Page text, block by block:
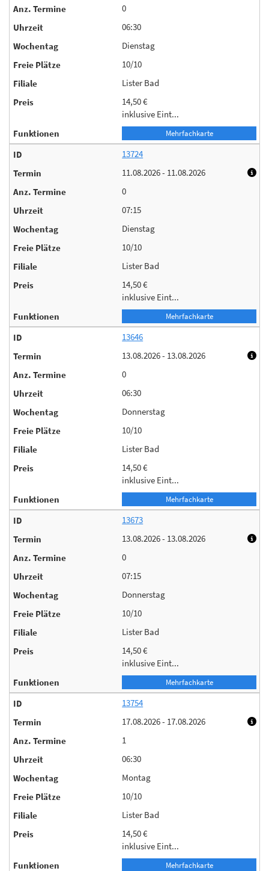
0
06:30
Dienstag
10/10
Lister Bad
14,50 €
inklusive Eint...
Mehrfachkarte
13724
11.08.2026 - 11.08.2026
0
07:15
Dienstag
10/10
Lister Bad
14,50 €
inklusive Eint...
Mehrfachkarte
13646
13.08.2026 - 13.08.2026
0
06:30
Donnerstag
10/10
Lister Bad
14,50 €
inklusive Eint...
Mehrfachkarte
13673
13.08.2026 - 13.08.2026
0
07:15
Donnerstag
10/10
Lister Bad
14,50 €
inklusive Eint...
Mehrfachkarte
13754
17.08.2026 - 17.08.2026
1
06:30
Montag
10/10
Lister Bad
14,50 €
inklusive Eint...
Mehrfachkarte